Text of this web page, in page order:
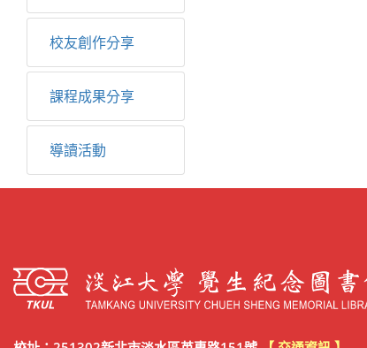
校友創作分享
課程成果分享
導讀活動